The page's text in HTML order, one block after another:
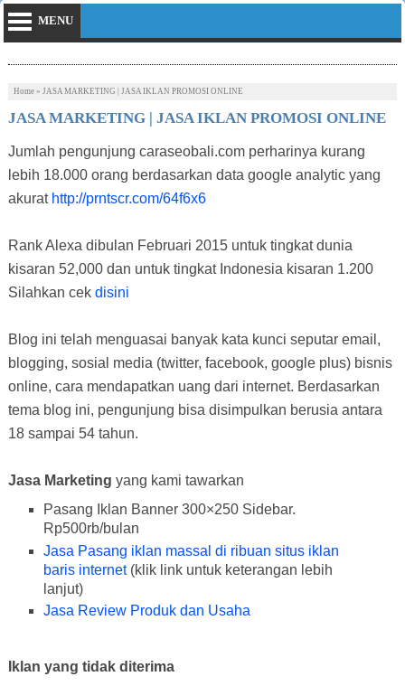
MENU
Home» JASA MARKETING | JASA IKLAN PROMOSI ONLINE
JASA MARKETING | JASA IKLAN PROMOSI ONLINE
Jumlah pengunjung caraseobali.com perharinya kurang
lebih 18.000 orang berdasarkan data google analytic yang
akurat http://prntscr.com/64f6x6
Rank Alexa dibulan Februari 2015 untuk tingkat dunia
kisaran 52,000 dan untuk tingkat Indonesia kisaran 1.200
Silahkan cek disini
Blog ini telah menguasai banyak kata kunci seputar email,
blogging, sosial media (twitter, facebook, google plus) bisnis
online, cara mendapatkan uang dari internet. Berdasarkan
tema blog ini, pengunjung bisa disimpulkan berusia antara
18 sampai 54 tahun.
Jasa Marketing yang kami tawarkan
Pasang Iklan Banner 300×250 Sidebar.
Rp500rb/bulan
Jasa Pasang iklan massal di ribuan situs iklan
baris internet(klik link untuk keterangan lebih
lanjut)
Jasa Review Produk dan Usaha
Iklan yang tidak diterima